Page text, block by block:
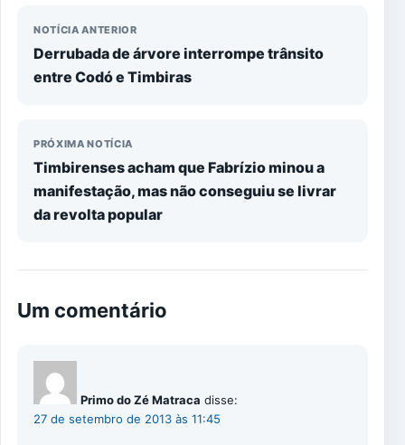
NOTÍCIA ANTERIOR
Derrubada de árvore interrompe trânsito
entre Codó e Timbiras
PRÓXIMA NOTÍCIA
Timbirenses acham que Fabrízio minou a
manifestação, mas não conseguiu se livrar
da revolta popular
Um comentário
Primo do Zé Matraca disse:
27 de setembro de 2013 às 11:45